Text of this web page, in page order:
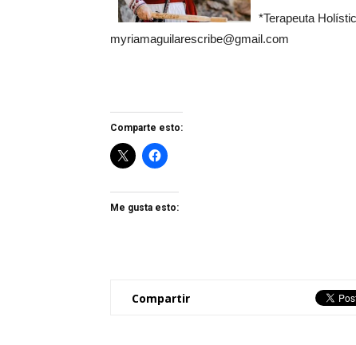
*Terapeuta
myriamaguilarescribe@gmail.com
Comparte esto:
Me gusta esto:
Compartir